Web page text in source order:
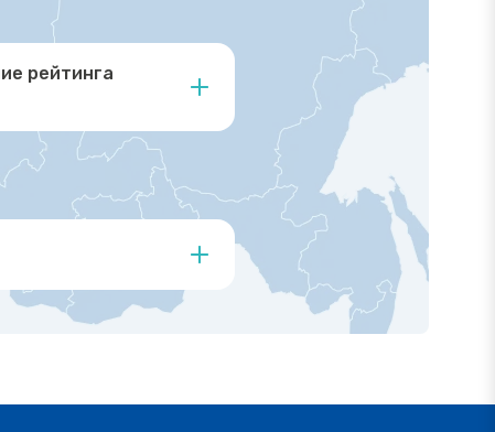
рейтинга